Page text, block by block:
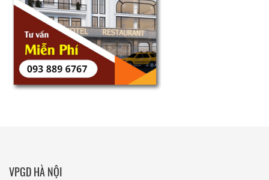
VPGD HÀ NỘI